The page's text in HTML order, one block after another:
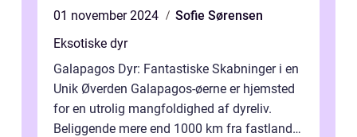
01 november 2024
Sofie Sørensen
Eksotiske dyr
Galapagos Dyr: Fantastiske Skabninger i en
Unik Øverden Galapagos-øerne er hjemsted
for en utrolig mangfoldighed af dyreliv.
Beliggende mere end 1000 km fra fastlandet